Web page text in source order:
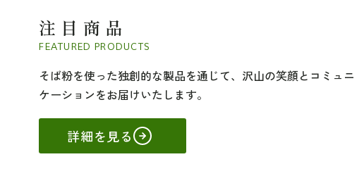
注目商品
FEATURED PRODUCTS
そば粉を使った独創的な製品を通じて、沢山の笑顔とコミュニ
ケーションをお届けいたします。
詳細を見る